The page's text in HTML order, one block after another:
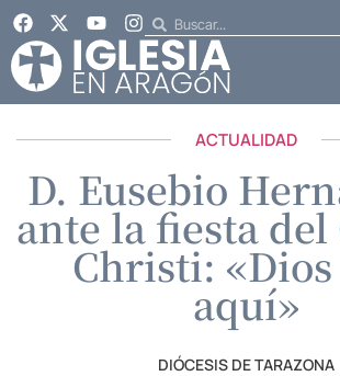
ACTUALIDAD
D. Eusebio
ante la fiesta del
Christi: «Dios
aquí»
DIÓCESIS DE TARAZONA